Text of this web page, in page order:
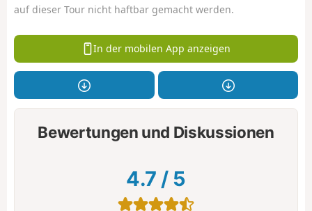
auf dieser Tour nicht haftbar gemacht werden.
In der mobilen App anzeigen
Bewertungen und Diskussionen
4.7 / 5